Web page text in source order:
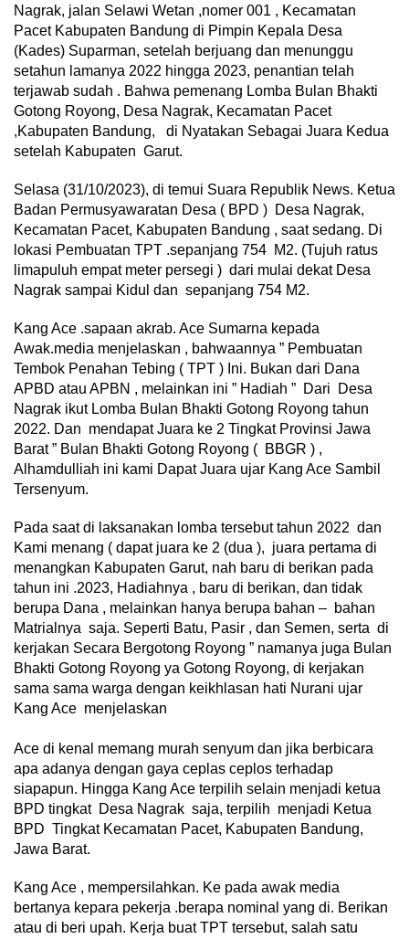
Nagrak, jalan Selawi Wetan ,nomer 001 , Kecamatan
Pacet Kabupaten Bandung di Pimpin Kepala Desa
(Kades) Suparman, setelah berjuang dan menunggu
setahun lamanya 2022 hingga 2023, penantian telah
terjawab sudah . Bahwa pemenang Lomba Bulan Bhakti
Gotong Royong, Desa Nagrak, Kecamatan Pacet
,Kabupaten Bandung, di Nyatakan Sebagai Juara Kedua
setelah Kabupaten Garut.
Selasa (31/10/2023), di temui Suara Republik News. Ketua
Badan Permusyawaratan Desa ( BPD ) Desa Nagrak,
Kecamatan Pacet, Kabupaten Bandung , saat sedang. Di
lokasi Pembuatan TPT .sepanjang 754 M2. (Tujuh ratus
limapuluh empat meter persegi ) dari mulai dekat Desa
Nagrak sampai Kidul dan sepanjang 754 M2.
Kang Ace .sapaan akrab. Ace Sumarna kepada
Awak.media menjelaskan , bahwaannya ” Pembuatan
Tembok Penahan Tebing ( TPT ) Ini. Bukan dari Dana
APBD atau APBN , melainkan ini ” Hadiah ” Dari Desa
Nagrak ikut Lomba Bulan Bhakti Gotong Royong tahun
2022. Dan mendapat Juara ke 2 Tingkat Provinsi Jawa
Barat ” Bulan Bhakti Gotong Royong ( BBGR ) ,
Alhamdulliah ini kami Dapat Juara ujar Kang Ace Sambil
Tersenyum.
Pada saat di laksanakan lomba tersebut tahun 2022 dan
Kami menang ( dapat juara ke 2 (dua ), juara pertama di
menangkan Kabupaten Garut, nah baru di berikan pada
tahun ini .2023, Hadiahnya , baru di berikan, dan tidak
berupa Dana , melainkan hanya berupa bahan – bahan
Matrialnya saja. Seperti Batu, Pasir , dan Semen, serta di
kerjakan Secara Bergotong Royong ” namanya juga Bulan
Bhakti Gotong Royong ya Gotong Royong, di kerjakan
sama sama warga dengan keikhlasan hati Nurani ujar
Kang Ace menjelaskan
Ace di kenal memang murah senyum dan jika berbicara
apa adanya dengan gaya ceplas ceplos terhadap
siapapun. Hingga Kang Ace terpilih selain menjadi ketua
BPD tingkat Desa Nagrak saja, terpilih menjadi Ketua
BPD Tingkat Kecamatan Pacet, Kabupaten Bandung,
Jawa Barat.
Kang Ace , mempersilahkan. Ke pada awak media
bertanya kepara pekerja .berapa nominal yang di. Berikan
atau di beri upah. Kerja buat TPT tersebut, salah satu